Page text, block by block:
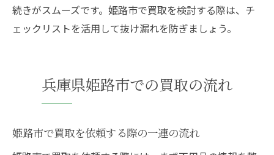
続きがスムーズです。姫路市で買取を検討する際は、チ
ェックリストを活用して抜け漏れを防ぎましょう。
兵庫県姫路市での買取の流れ
姫路市で買取を依頼する際の一連の流れ